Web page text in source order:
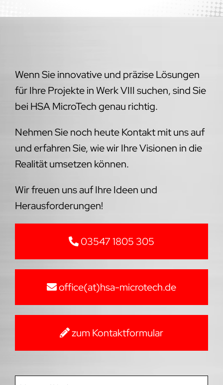
Wenn Sie innovative und präzise Lösungen
für Ihre Projekte in Werk VIII suchen, sind Sie
bei HSA MicroTech genau richtig.
Nehmen Sie noch heute Kontakt mit uns auf
und erfahren Sie, wie wir Ihre Visionen in die
Realität umsetzen können.
Wir freuen uns auf Ihre Ideen und
Herausforderungen!
03547 1805 305
office(at)hsa-microtech.de
zum Kontaktformular